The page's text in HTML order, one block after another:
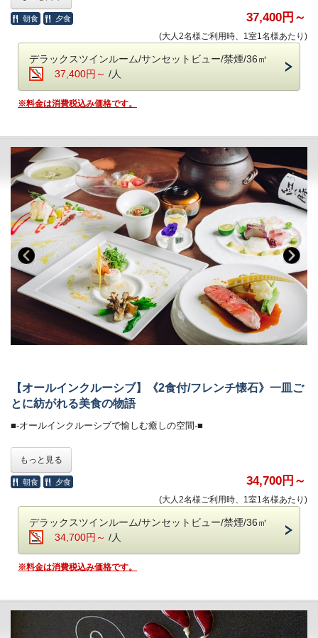
■-朝のごちそう《和食御膳》-■
みずみずしい朝採れ野菜、濃厚な牧場直送の牛乳
契約農家や牧場から毎朝届く新鮮食材を使い、
一品一品丁寧に仕上げた、心と体にやさしい朝食です。
■-ご予約にあたって-■
・12歳以下のお子様はご遠慮いただいております。
・8名様以上のご宿泊は事前にご相談ください。
・バリアフリー、ポーターサービスは未対応です。
大人の休日を過ごす 「大人の贅沢旅」にぴったり。
ホテル内のドリンクやおつまみなどは、ご宿泊料金に含まれます。
＜高濃度ラジウム温泉＞（6:00～10:00／15:30～24:00）
・「万病の湯」と称される名湯と、
讃岐平野を望む絶景の半露天風呂が魅力。
・湯上がりラウンジ：生ビール＆ドリンク、アイスクリーム
＜ラウンジ＞（7:00～12:00／15:00～24:00）
・スポットラウンジ：讃岐うどんのお夜食（21:00～23:30）
・ロビー＆カフェラウンジ（1F）：コーヒー、紅茶などのお飲み物
＜ザ・ミュージックルーム＞（7:00～12:00／15:00～24:00）
・ハンギングソファーで音楽を堪能
＜ライブラリー＞（7:00～12:00／15:00～24:00）
・お気に入りの一冊を
■-《夕食》瀬戸の恵みを雅に味わえる瀬戸内キュイジーヌ-■
和の品格とフレンチの美学が調和する、
フレンチ懐石に、さらに趣向を凝らした数皿を重ねて。
食の芸術として昇華された、至高の“フレンチキュイジーヌ”
特別な夜にふさわしい、一段上の美食体験をお届けします。
・会場 レストラン「ザ・マイルストーン」
・時間 17：30、18：00、18：30、19：00、19：30
（完全予約制。予約時にご指定ください）
ご希望のお時間が満席の際は、時間変更をお願いする場合がございま
■-朝のごちそう《和食御膳》-■
炊きたて土鍋ご飯のふわりと広がる甘い香り、
みずみずしい朝採れ野菜、濃厚な牧場直送の牛乳
一品一品丁寧に仕上げた、心と体にやさしい朝食です。
・会場 レストラン「ザ・マイルストーン」
・時間 7：00～10：00
・12歳以下のお子様はご遠慮いただいております。
朝食 夕食 37,400円～
(大人2名様ご利用時、1室1名様あたり)
デラックスツインルーム/サンセットビュー/禁煙/36㎡
37,400円～ /人
※料金は消費税込み価格です。
【オールインクルーシブ】《2食付/フレンチ懐石》一皿ご
とに紡がれる美食の物語
■-オールインクルーシブで愉しむ癒しの空間-■
大人の休日を過ごす 「大人の贅沢旅」にぴったり。
ホテル内のドリンクやおつまみなどは、ご宿泊料金に含まれます。
＜高濃度ラジウム温泉＞（6:00～10:00／15:30～24:00）
・「万病の湯」と称される名湯と、
讃岐平野を望む絶景の半露天風呂が魅力。
・湯上がりラウンジ：生ビール＆ドリンク、アイスクリーム
＜ラウンジ＞（7:00～12:00／15:00～24:00）
・スポットラウンジ：讃岐うどんのお夜食（21:00～23:30）
・ロビー＆カフェラウンジ（1F）：コーヒー、紅茶などのお飲み物
もっと見る
朝食 夕食 34,700円～
(大人2名様ご利用時、1室1名様あたり)
デラックスツインルーム/サンセットビュー/禁煙/36㎡
34,700円～ /人
※料金は消費税込み価格です。